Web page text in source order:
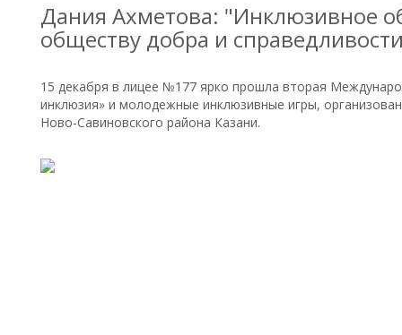
Дания Ахметова: "Инклюзивное
обществу добра и
15 декабря в лицее №177 ярко прошла вторая
инклюзия» и молодежные инклюзивные игры,
Ново-Савиновского района Казани.